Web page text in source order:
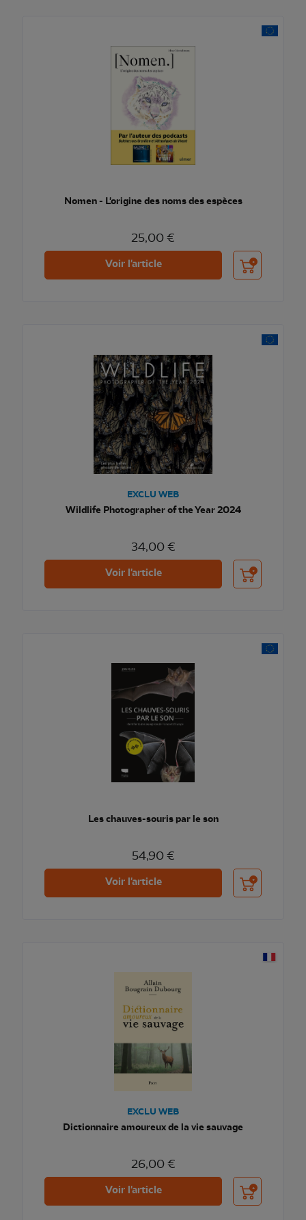
Nomen - L'origine des noms des espèces
25,00 €
Voir l'article Ajouter au
EXCLU WEB
Wildlife Photographer of the Year 2024
34,00 €
Voir l'article Ajouter au
Les chauves-souris par le son
54,90 €
Voir l'article Ajouter au
EXCLU WEB
Dictionnaire amoureux de la vie sauvage
26,00 €
Voir l'article Ajouter au